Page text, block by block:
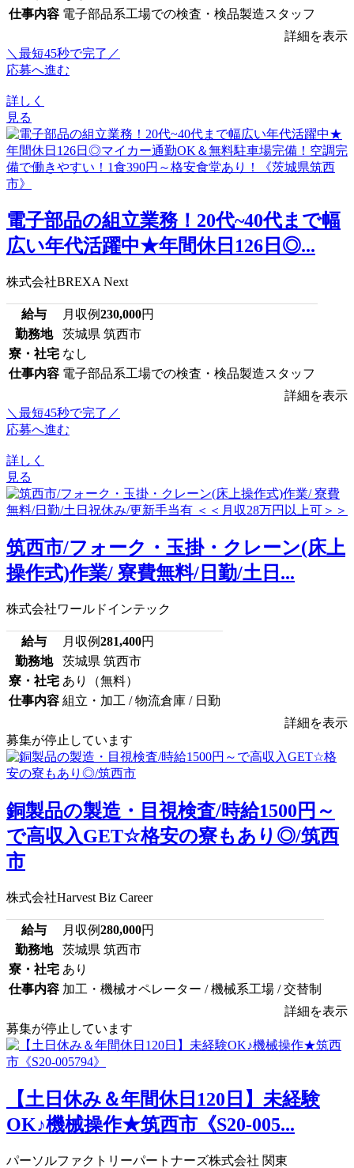
仕事内容 電子部品系工場での検査・検品製造スタッフ
詳細を表示
＼最短45秒で完了／
応募へ進む
詳しく
見る
電子部品の組立業務！20代~40代まで幅
広い年代活躍中★年間休日126日◎...
株式会社BREXA Next
給与 月収例230,000円
勤務地
茨城県 筑西市
寮・社宅 なし
仕事内容 電子部品系工場での検査・検品製造スタッフ
詳細を表示
＼最短45秒で完了／
応募へ進む
詳しく
見る
筑西市/フォーク・玉掛・クレーン(床上
操作式)作業/ 寮費無料/日勤/土日...
株式会社ワールドインテック
給与 月収例281,400円
勤務地
茨城県 筑西市
寮・社宅 あり（無料）
仕事内容 組立・加工 / 物流倉庫 / 日勤
詳細を表示
募集が停止しています
銅製品の製造・目視検査/時給1500円～
で高収入GET☆格安の寮もあり◎/筑西
市
株式会社Harvest Biz Career
給与 月収例280,000円
勤務地
茨城県 筑西市
寮・社宅 あり
仕事内容 加工・機械オペレーター / 機械系工場 / 交替制
詳細を表示
募集が停止しています
【土日休み＆年間休日120日】未経験
OK♪機械操作★筑西市《S20-005...
パーソルファクトリーパートナーズ株式会社 関東